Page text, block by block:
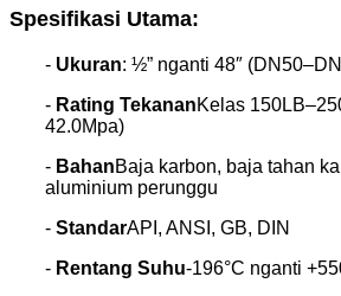
Spesifikasi Utama:
- Ukuran: ½” nganti 48″
- Rating TekananKelas
42.0Mpa)
- BahanBaja karbon, baja tahan
aluminium perunggu
- StandarAPI, ANSI, GB, DIN
- Rentang Suhu-196°C nganti